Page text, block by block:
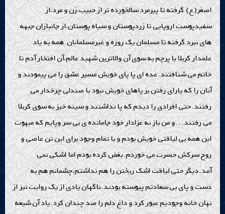
اصغر(ع) گرفته تا پیرمرد سالخورده تر از حبیب،زن و مرد،از
سفیدپوست اروپایی تا زردپوستان و سیاه پوستان،از جانبازان جبهه
های نبرد گرفته تا مسلمان یک روزه و غیرمسلمانان.همه به یاد
علمدار کربلا با پرچم به سوی آن والاترین شهید عالم،آن افتخار آدم تا
خاتم می شتافتند.عده ای پا پای خویش مسیر عشق را می پیمودند و
آنان را که یارای رفتن بر پاهای خویش نبود با صندلی چرخدار می
رفتند.حتی افرادی را دیدم که پا نداشتند و سینه خیز به سوی کربلا
می رفتند...و من باز نه عزادار خود جامانده ی بی سر وپایم که مبهوت
این همه بی لیاقتی خویش بودم و با تمام وجود برای این تن عاصی و
روح سرکش حسرت می خوردم.بغض کرده بودم اما اشکی نمی
آمد.دیگر حتی لیاقت اشک ریختن را هم نداشتم،چشمانم هم به
دست و پای بی سعادتم پیوسته بودند.ناگهان یادی از یک روایت نیز از
نهان خانه وجودیم عبور کرد و داغ دلم را صد چندان کرد.یاد آن شیعه